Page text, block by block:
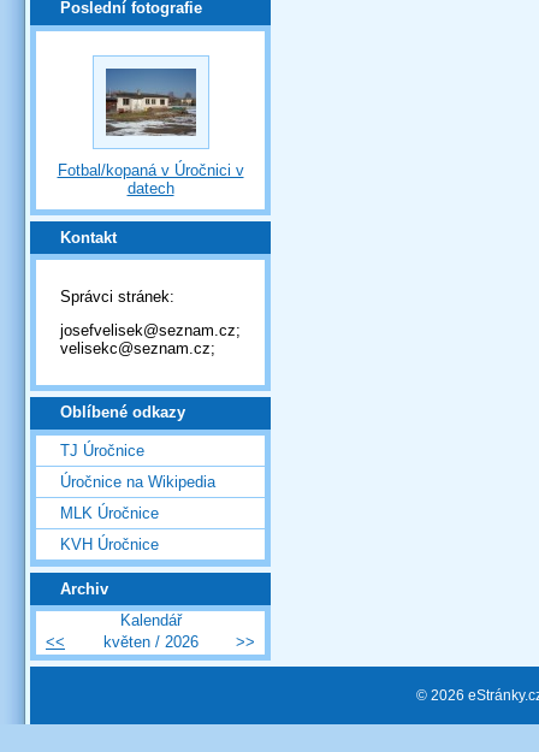
Poslední fotografie
Fotbal/kopaná v Úročnici v
datech
Kontakt
Správci stránek:
josefvelisek@seznam.cz;
velisekc@seznam.cz;
Oblíbené odkazy
TJ Úročnice
Úročnice na Wikipedia
MLK Úročnice
KVH Úročnice
Archiv
Kalendář
<<
květen / 2026 >>
© 2026